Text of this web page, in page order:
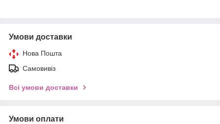
Умови доставки
Нова Пошта
Самовивіз
Всі умови доставки
Умови оплати